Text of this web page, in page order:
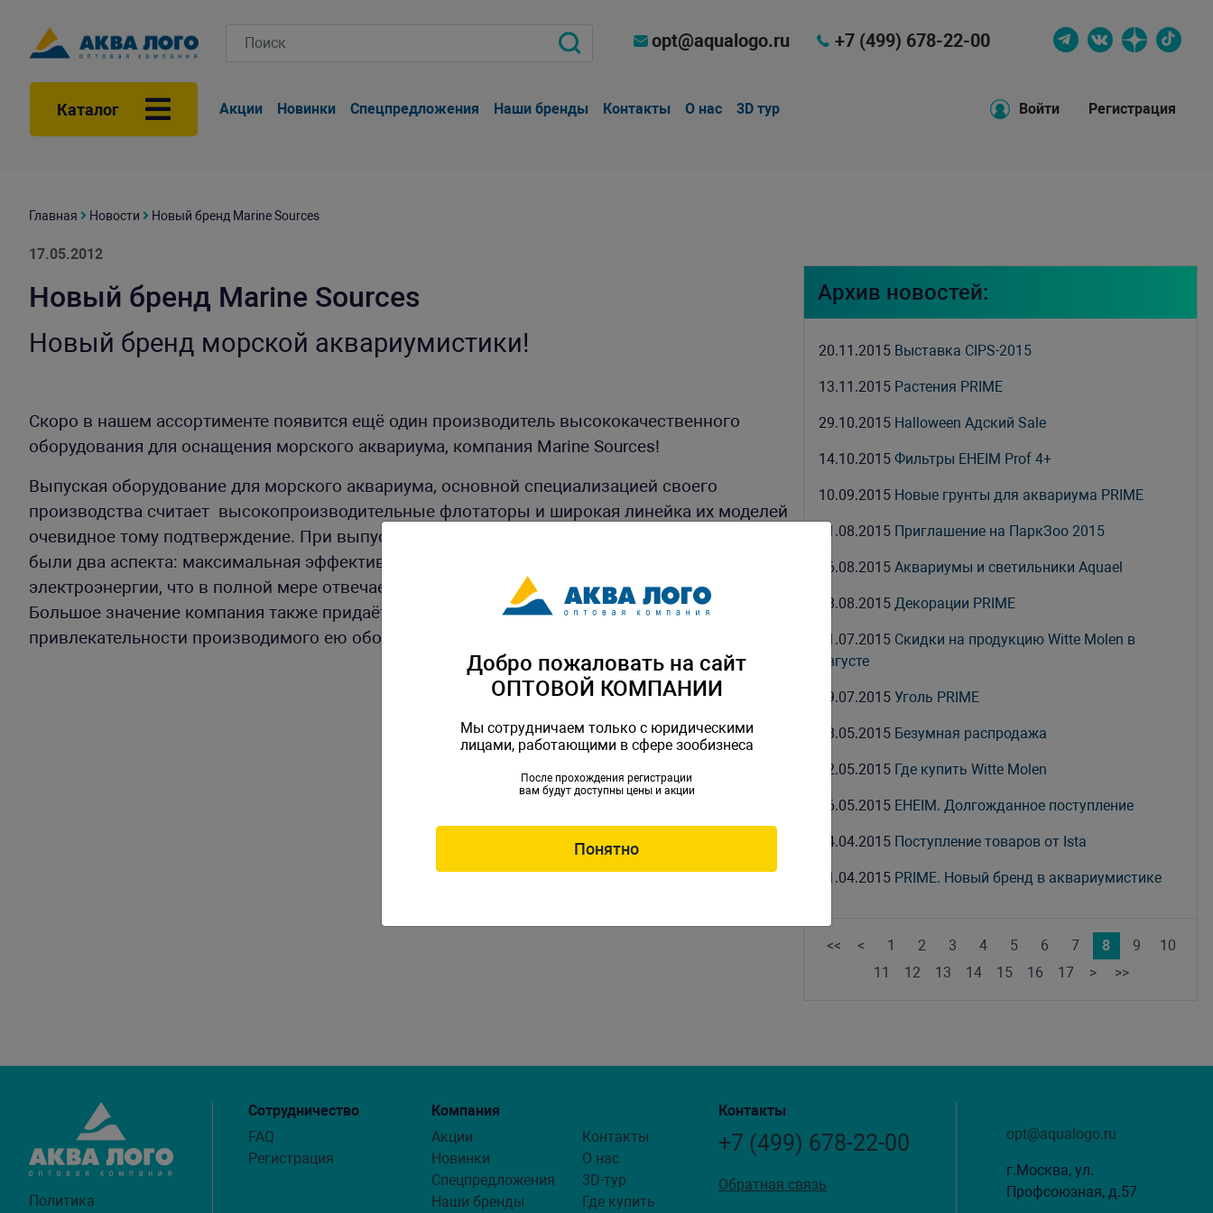
opt@aqualogo.ru +7 (499) 678-22-00
Каталог Акции Новинки Спецпредложения Наши бренды Контакты О нас 3D тур Войти Регистрация
Главная Новости Новый бренд Marine Sources
17.05.2012
Новый бренд Marine Sources
Новый бренд морской аквариумистики!
Скоро в нашем ассортименте появится ещё один производитель высококачественного
оборудования для оснащения морского аквариума, компания Marine Sources!
Выпуская оборудование для морского аквариума, основной специализацией своего
производства считает высокопроизводительные флотаторы и широкая линейка их моделей
очевидное тому подтверждение. При выпуске флотаторов приоритетом компании всегда
были два аспекта: максимальная эффективность работы и минимальные затраты
электроэнергии, что в полной мере отвечает требованиям предъявляемым потребителями.
Большое значение компания также придаёт современности дизайна и визуальной
привлекательности производимого ею оборудования.
Архив новостей:
20.11.2015 Выставка CIPS-2015
13.11.2015 Растения PRIME
29.10.2015 Halloween Адский Sale
14.10.2015Фильтры EHEIM Prof 4+
10.09.2015 Новые грунты для аквариума PRIME
31.08.2015 Приглашение на ПаркЗоо 2015
26.08.2015Аквариумы и светильники Aquael
18.08.2015Декорации PRIME
31.07.2015 Скидки на продукцию Witte Molen в
августе
09.07.2015 Уголь PRIME
18.05.2015 Безумная распродажа
12.05.2015 Где купить Witte Molen
06.05.2015 EHEIM. Долгожданное поступление
24.04.2015 Поступление товаров от Ista
11.04.2015 PRIME. Новый бренд в аквариумистике
<< < 1 2 3 4 5 6 7 8 9
10
11
12 13 14 15 16 17 > >>
Политика
Сотрудничество
FAQ
Регистрация
Компания
Акции
Новинки
Спецпредложения
Наши бренды
Контакты
О нас
3D-тур
Где купить
Контакты
+7 (499) 678-22-00
Обратная связь
opt@aqualogo.ru
г.Москва, ул.
Профсоюзная, д.57
Добро пожаловать на сайт
ОПТОВОЙ КОМПАНИИ
Мы сотрудничаем только с юридическими
лицами, работающими в сфере зообизнеса
После прохождения регистрации
вам будут доступны цены и акции
Понятно